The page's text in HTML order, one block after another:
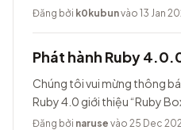
Đăng bởi k0kubunvào 13 Jan
Phát hành Ruby
Chúng tôi vui mừng thông
Ruby 4.0 giới thiệu “Ruby
tiến khác.
Đăng bởi naruse vào 25 Dec